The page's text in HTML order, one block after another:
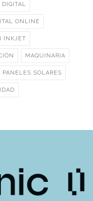
DIGITAL
ONLINE
INKJET
MAQUINARIA
PANELES SOLARES